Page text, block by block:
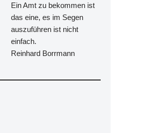
Ein Amt zu bekommen ist
das eine, es im Segen
auszuführen ist nicht
einfach.
Reinhard Borrmann